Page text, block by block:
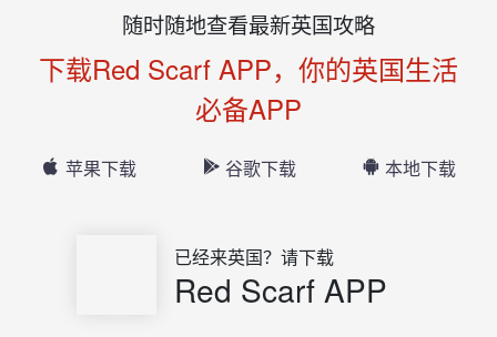
随时随地查看最新英国攻略
下载Red Scarf APP，你的英国生活
必备APP
苹果下载 谷歌下载 本地下载
已经来英国？请下载
Red Scarf APP